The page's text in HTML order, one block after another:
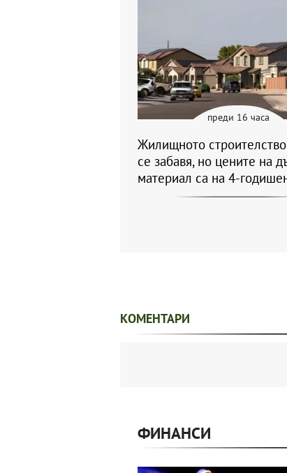
преди 16 часа
Жилищното
се забавя, но цените на
материал са на 4-
КОМЕНТАРИ
ФИНАНСИ